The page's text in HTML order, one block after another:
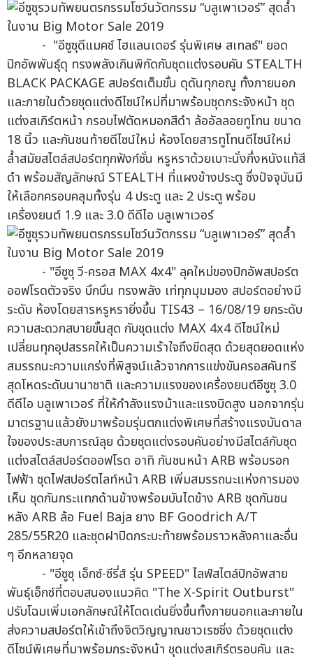
- "อีซูซุดีแมคซ์ ไฮแลนเดอร์ รุ่นพิเศษ สเทลธ์" ยอด
ปิกอัพพันธุ์ดุ ทรงพลังเกินพิกัดกับชุดแต่งรอบคัน STEALTH
BLACK PACKAGE สปอร์ตเต็มขั้น ดุดันทุกอณู ทั้งภายนอก
และภายในด้วยชุดแต่งดีไซน์ใหม่ที่มาพร้อมชุดกระจังหน้า ชุด
แต่งสเกิร์ตหน้า กรอบไฟตัดหมอกสีดำ ล้ออัลลอยทูโทน ขนาด
18 นิ้ว และกันชนท้ายดีไซน์ใหม่ ห้องโดยสารทูโทนดีไซน์ใหม่
ล้ำสมัยสไตล์สปอร์ตทุกฟังก์ชั่น หรูหราด้วยเบาะนั่งกึ่งหนังแท้สี
ดำ พร้อมสัญลักษณ์ STEALTH ที่แผงข้างประตู ซึ่งปัจจุบันมี
ให้เลือกครอบคลุมทั้งรุ่น 4 ประตู และ 2 ประตู พร้อม
เครื่องยนต์ 1.9 และ 3.0 ดีดีไอ บลูเพาเวอร์
- "อีซูซุ วี-ครอส MAX 4x4" ลุคใหม่ของปิกอัพสปอร์ต
ออฟโรดตัวจริง บึกบึน ทรงพลัง เท่ทุกมุมมอง สปอร์ตอย่างมี
ระดับ ห้องโดยสารหรูหรายิ่งขึ้น TIS43 – 16/08/19 ยกระดับ
ความสะดวกสบายขั้นสุด กับชุดแต่ง MAX 4x4 ดีไซน์ใหม่
เปลี่ยนทุกอุปสรรคให้เป็นความเร้าใจถึงขีดสุด ด้วยสุดยอดแห่ง
สมรรถนะความแกร่งที่พิสูจน์แล้วจากการแข่งขันครอสคันทรี
สุดโหดระดับนานาชาติ และความแรงของเครื่องยนต์อีซูซุ 3.0
ดีดีไอ บลูเพาเวอร์ ที่ให้กำลังแรงม้าและแรงบิดสูง นอกจากรุ่น
มาตรฐานแล้วยังมาพร้อมรุ่นตกแต่งพิเศษที่สร้างแรงบันดาล
ใจของประสบการณ์ลุย ด้วยชุดแต่งรอบคันอย่างมีสไตล์กับชุด
แต่งสไตล์สปอร์ตออฟโรด อาทิ กันชนหน้า ARB พร้อมรอก
ไฟฟ้า ชุดไฟสปอร์ตไลท์หน้า ARB เพิ่มสมรรถนะแห่งการมอง
เห็น ชุดกันกระแทกด้านข้างพร้อมบันไดข้าง ARB ชุดกันชน
หลัง ARB ล้อ Fuel Baja ยาง BF Goodrich A/T
285/55R20 และชุดฝาปิดกระบะท้ายพร้อมราวหลังคาและอื่น
ๆ อีกหลายจุด
- "อีซูซุ เอ็กซ์-ซีรี่ส์ รุ่น SPEED" ไลฟ์สไตล์ปิกอัพสาย
พันธุ์เอ็กซ์ที่ตอบสนองแนวคิด "The X-Spirit Outburst"
ปรับโฉมเพิ่มเอกลักษณ์ให้โดดเด่นยิ่งขึ้นทั้งภายนอกและภายใน
ส่งความสปอร์ตให้เข้าถึงจิตวิญญาณชาวเรซซิ่ง ด้วยชุดแต่ง
ดีไซน์พิเศษที่มาพร้อมกระจังหน้า ชุดแต่งสเกิร์ตรอบคัน และ